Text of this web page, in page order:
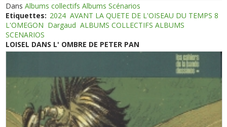
DansAlbums collectifs Albums Scénarios
Etiquettes: 2024 AVANT LA QUETE DE L'OISEAU DU TEMPS 8
L'OMEGON Dargaud ALBUMS COLLECTIFS ALBUMS
SCENARIOS
LOISEL DANS L' OMBRE DE PETER PAN